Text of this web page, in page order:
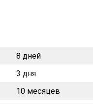
8 дней
3 дня
10 месяцев